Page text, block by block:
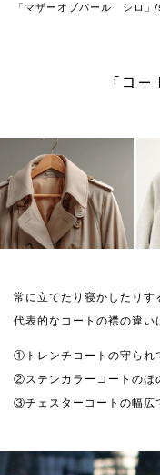
「マザーオブパール シロ
「コ
常に立てたり寝かしたりす
代表的なコートの襟の違い
①トレンチコートの守られ
②ステンカラーコートのほ
③チェスターコートの幅広